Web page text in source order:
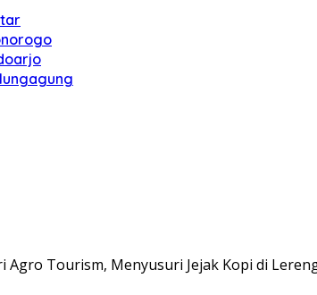
Agro Tourism, Menyusuri Jejak Kopi di